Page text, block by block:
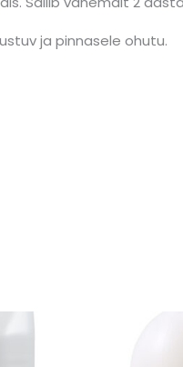
ja pinnasele ohutu.